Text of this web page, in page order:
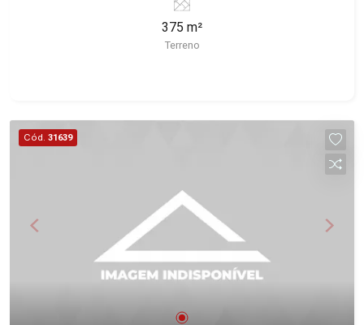
375 m²
Terreno
Cód. 31639